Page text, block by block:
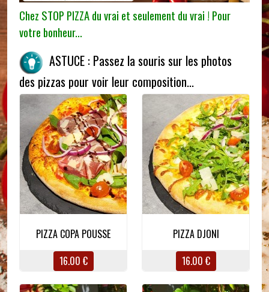
Chez STOP PIZZA du vrai et seulement du vrai ! Pour
votre bonheur...
ASTUCE : Passez la souris sur les photos
des pizzas pour voir leur composition...
PIZZA COPA POUSSE
16.00 €
PIZZA DJONI
16.00 €